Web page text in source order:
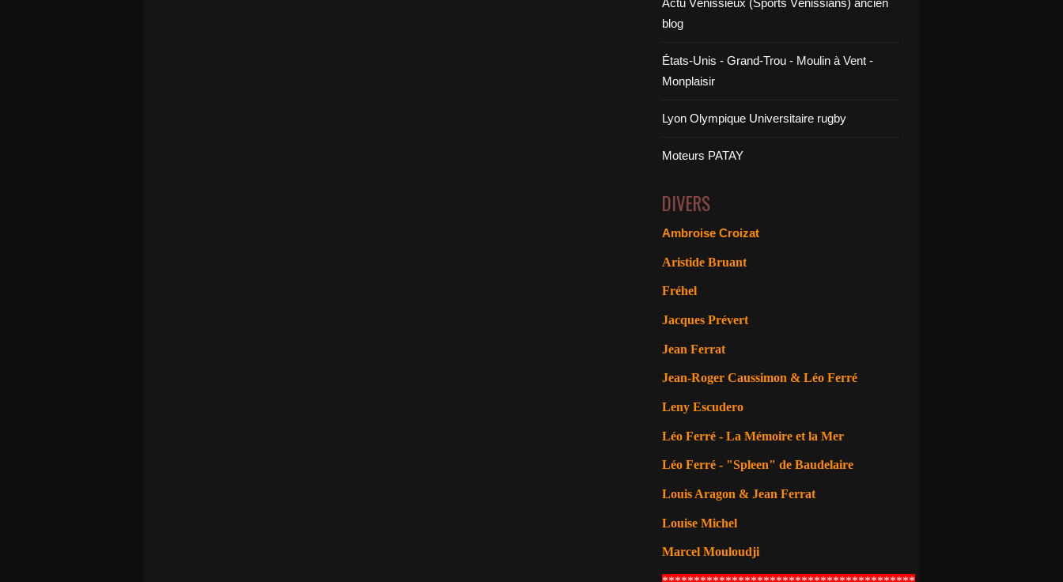
Actu Vénissieux (Sports Vénissians) ancien
blog
États-Unis - Grand-Trou - Moulin à Vent -
Monplaisir
Lyon Olympique Universitaire rugby
Moteurs PATAY
DIVERS
Ambroise Croizat
Aristide Bruant
Fréhel
Jacques Prévert
Jean Ferrat
Jean-Roger Caussimon & Léo Ferré
Leny Escudero
Léo Ferré - La Mémoire et la Mer
Léo Ferré - "Spleen" de Baudelaire
Louis Aragon & Jean Ferrat
Louise Michel
Marcel Mouloudji